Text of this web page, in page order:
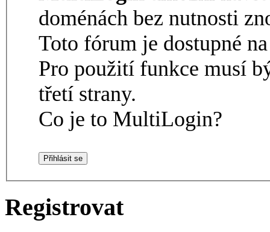
doménách bez nutnosti
Toto fórum je dostupné
Pro použití funkce musí
třetí strany.
Co je to MultiLogin?
Registrovat